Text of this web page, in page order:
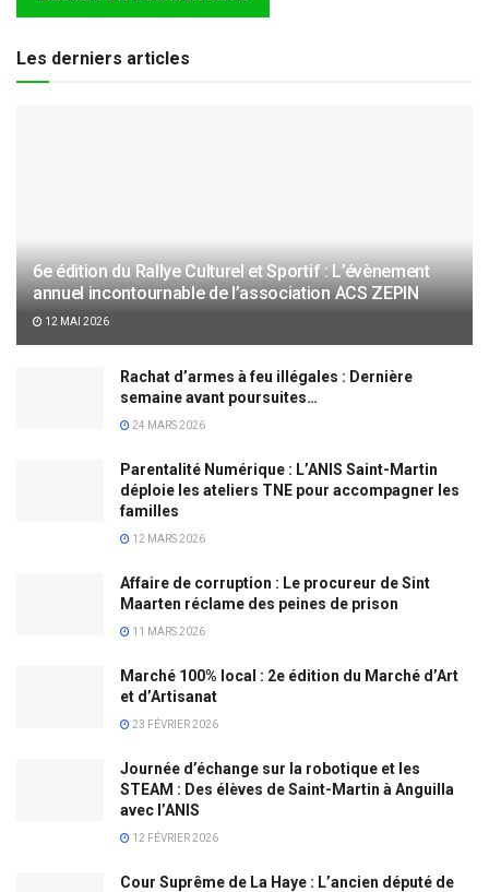
Les derniers articles
6e édition du Rallye Culturel et Sportif : L’évènement
annuel incontournable de l’association ACS ZEPIN
12 MAI 2026
Rachat d’armes à feu illégales : Dernière
semaine avant poursuites…
24 MARS 2026
Parentalité Numérique : L’ANIS Saint-Martin
déploie les ateliers TNE pour accompagner les
familles
12 MARS 2026
Affaire de corruption : Le procureur de Sint
Maarten réclame des peines de prison
11 MARS 2026
Marché 100% local : 2e édition du Marché d’Art
et d’Artisanat
23 FÉVRIER 2026
Journée d’échange sur la robotique et les
STEAM : Des élèves de Saint-Martin à Anguilla
avec l’ANIS
12 FÉVRIER 2026
Cour Suprême de La Haye : L’ancien député de